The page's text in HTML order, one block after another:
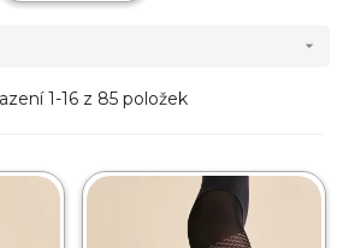

1-16 z 85 položek